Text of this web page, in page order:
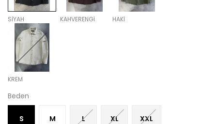
SİYAH KAHVERENGİ HAKİ
KREM
Beden
S M L XL XXL